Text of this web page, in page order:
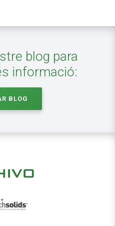
blog para
informació:
BLOG